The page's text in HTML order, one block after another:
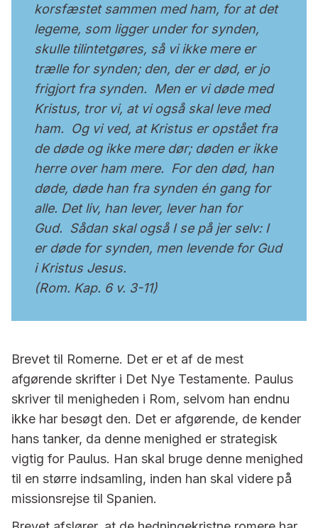
korsfæstet sammen med ham, for at det
legeme, som ligger under for synden,
skulle tilintetgøres, så vi ikke mere er
trælle for synden; den, der er død, er jo
frigjort fra synden. Men er vi døde med
Kristus, tror vi, at vi også skal leve med
ham. Og vi ved, at Kristus er opstået fra
de døde og ikke mere dør; døden er ikke
herre over ham mere. For den død, han
døde, døde han fra synden én gang for
alle. Det liv, han lever, lever han for
Gud. Sådan skal også I se på jer selv: I
er døde for synden, men levende for Gud
i Kristus Jesus.
(Rom. Kap. 6 v. 3-11)
Brevet til Romerne. Det er et af de mest
afgørende skrifter i Det Nye Testamente. Paulus
skriver til menigheden i Rom, selvom han endnu
ikke har besøgt den. Det er afgørende, de kender
hans tanker, da denne menighed er strategisk
vigtig for Paulus. Han skal bruge denne menighed
til en større indsamling, inden han skal videre på
missionsrejse til Spanien.